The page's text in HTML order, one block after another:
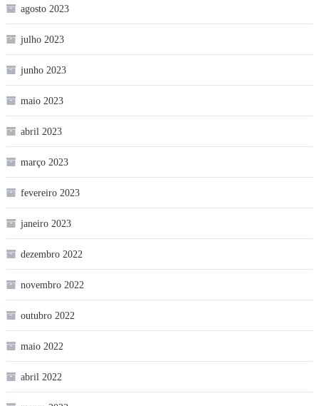
agosto 2023
julho 2023
junho 2023
maio 2023
abril 2023
março 2023
fevereiro 2023
janeiro 2023
dezembro 2022
novembro 2022
outubro 2022
maio 2022
abril 2022